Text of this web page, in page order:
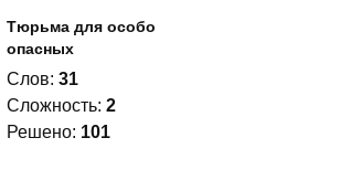
Тюрьма для особо
опасных
Слов: 31
Сложность: 2
Решено: 101